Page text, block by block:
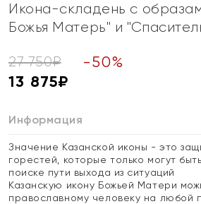
Икона-складень с
Божья Матерь" и
27 750₽ -50%
13 875₽
Информация
Значение Казанской иконы - это
горестей, которые только могут
поиске пути выхода из ситуаций
Казанскую икону Божьей Матери
православному человеку на любой